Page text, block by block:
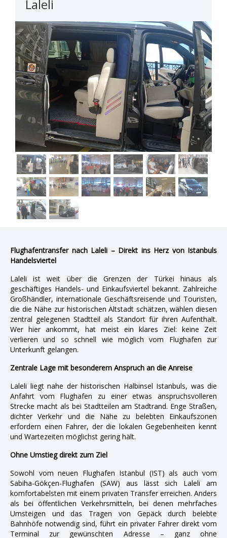
Laleli
Flughafentransfer nach Laleli – Direkt ins Herz von Istanbuls
Handelsviertel
Laleli ist weit über die Grenzen der Türkei hinaus als
geschäftiges Handels- und Einkaufsviertel bekannt. Zahlreiche
Großhändler, internationale Geschäftsreisende und Touristen,
die die Nähe zur historischen Altstadt schätzen, wählen diesen
zentral gelegenen Stadtteil als Standort für ihren Aufenthalt.
Wer hier ankommt, hat meist ein klares Ziel: keine Zeit
verlieren und so schnell wie möglich vom Flughafen zur
Unterkunft gelangen.
Zentrale Lage mit besonderem Anspruch an die Anreise
Laleli liegt nahe der historischen Halbinsel Istanbuls, was die
Anfahrt vom Flughafen zu einer etwas anspruchsvolleren
Strecke macht als bei Stadtteilen am Stadtrand. Enge Straßen,
dichter Verkehr und die Nähe zu belebten Einkaufszonen
erfordern einen Fahrer, der die lokalen Gegebenheiten kennt
und Wartezeiten möglichst gering hält.
Ohne Umstieg direkt zum Ziel
Sowohl vom neuen Flughafen Istanbul (IST) als auch vom
Sabiha-Gökçen-Flughafen (SAW) aus lässt sich Laleli am
komfortabelsten mit einem privaten Transfer erreichen. Anders
als bei öffentlichen Verkehrsmitteln, bei denen mehrfaches
Umsteigen und das Tragen von Gepäck durch belebte
Bahnhöfe notwendig sind, führt ein privater Fahrer direkt vom
Terminal zur gewünschten Adresse – ganz ohne